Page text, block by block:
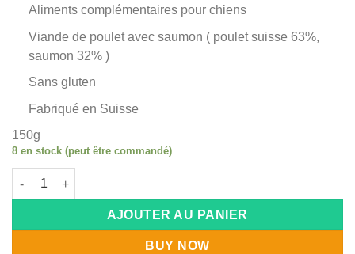
Aliments complémentaires pour chiens
Viande de poulet avec saumon ( poulet suisse 63%,
saumon 32% )
Sans gluten
Fabriqué en Suisse
150g
8 en stock (peut être commandé)
quantité de bePure Goodiez poulet avec saumon150g
AJOUTER AU PANIER
BUY NOW
Alternative: